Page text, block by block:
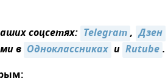
соцсетях: Telegram, Дзен
в Одноклассниках и Rutube.